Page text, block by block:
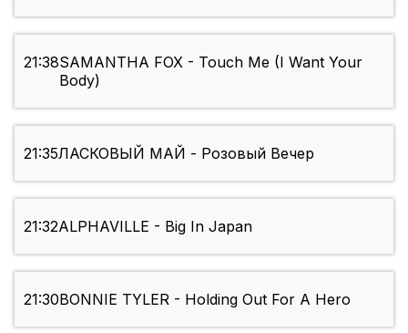
21:38SAMANTHA FOX - Touch Me (I Want Your
Body)
21:35ЛАСКОВЫЙ МАЙ - Розовый Вечер
21:32ALPHAVILLE - Big In Japan
21:30BONNIE TYLER - Holding Out For A Hero